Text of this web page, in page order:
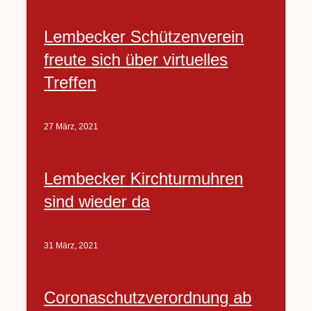
Lembecker Schützenverein
freute sich über virtuelles
Treffen
27 März, 2021
Lembecker Kirchturmuhren
sind wieder da
31 März, 2021
Coronaschutzverordnung ab